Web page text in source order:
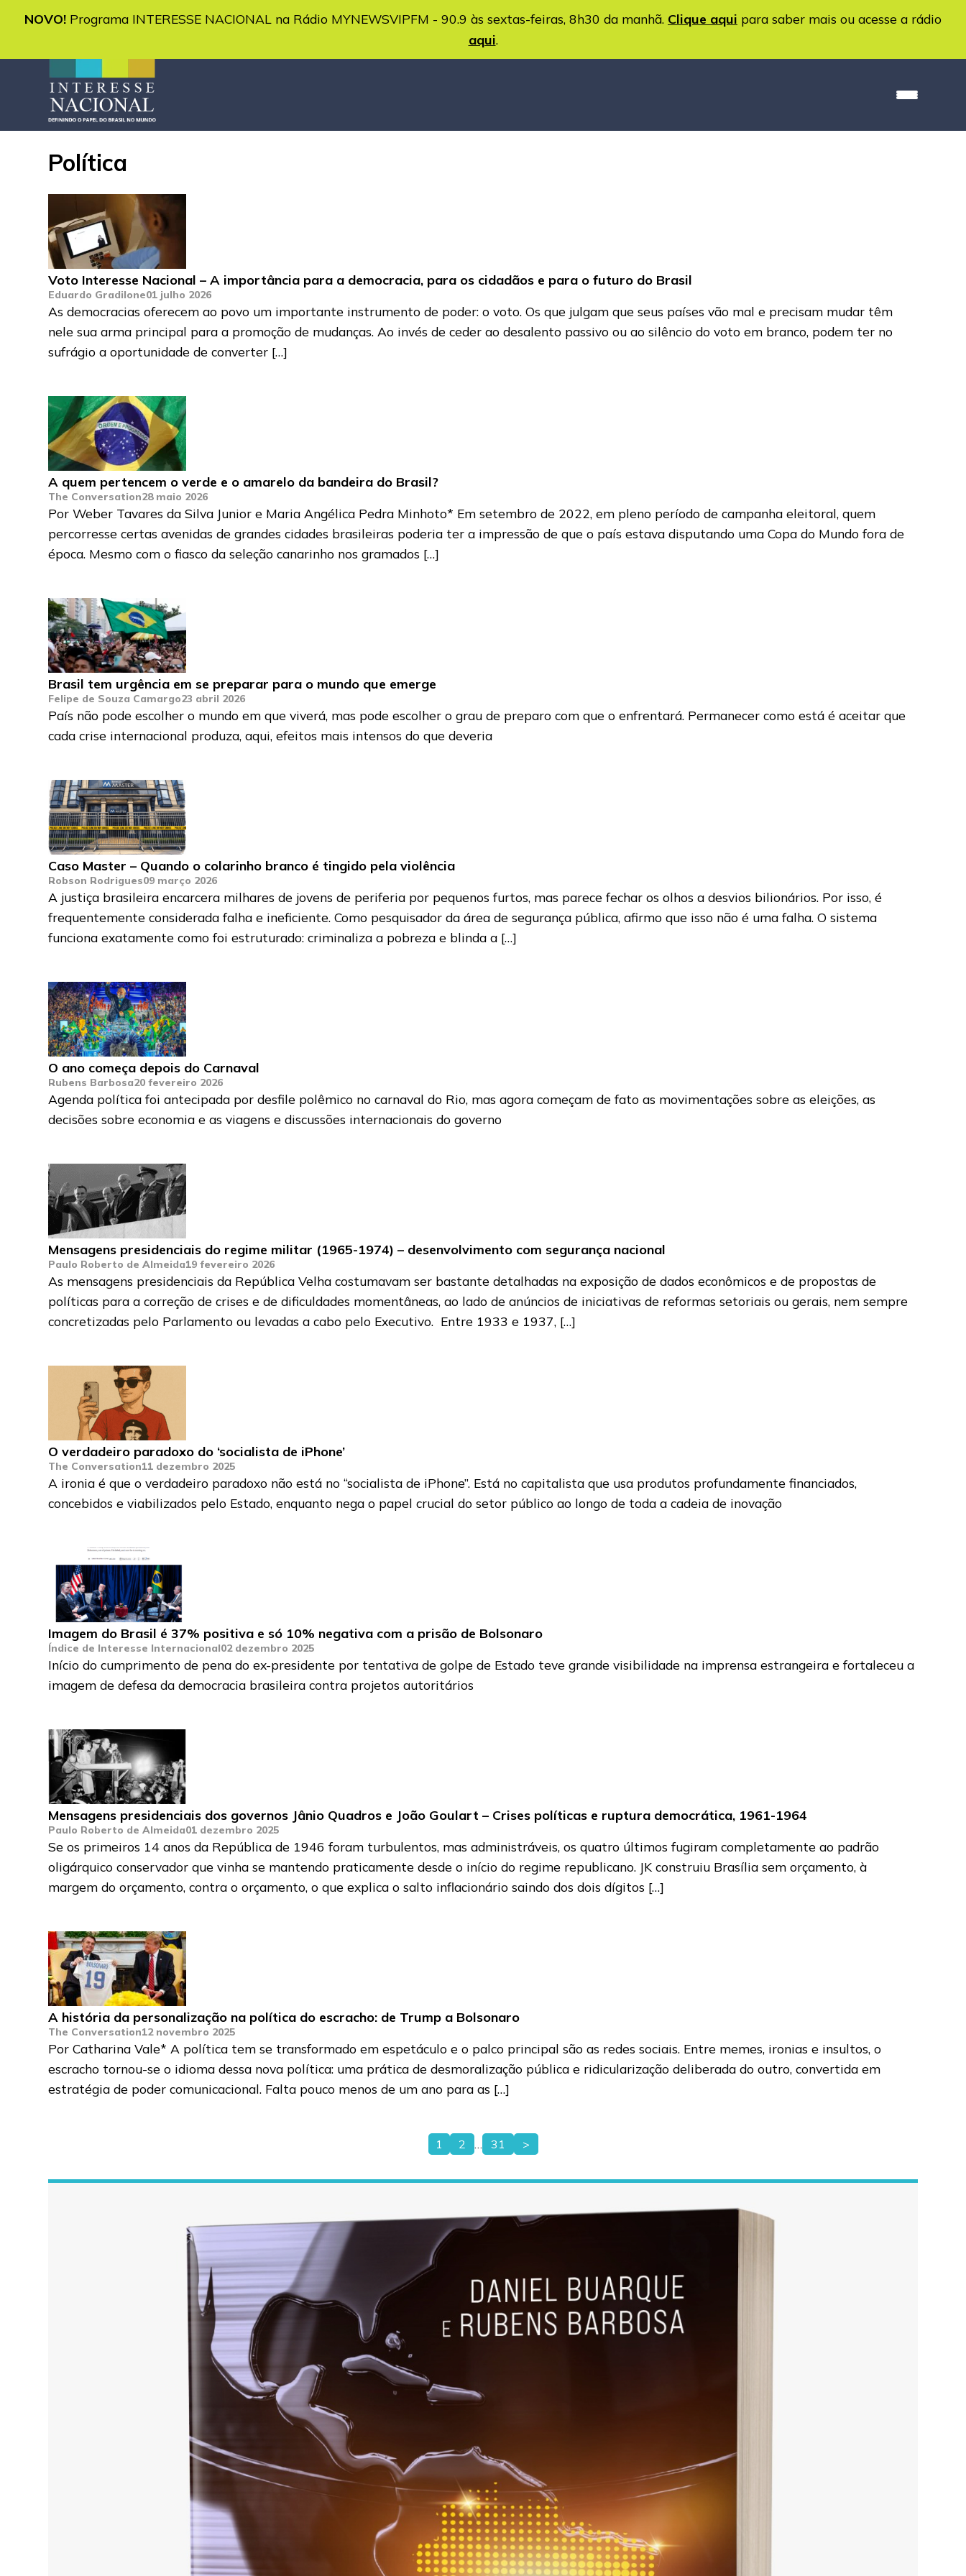
NOVO! Programa INTERESSE NACIONAL na Rádio MYNEWSVIPFM - 90.9 às sextas-feiras, 8h30 da manhã. Clique aqui para saber mais ou acesse a rádio
aqui.
Política
Voto Interesse Nacional – A importância para a democracia, para os cidadãos e para o futuro do Brasil
Eduardo Gradilone01 julho 2026
As democracias oferecem ao povo um importante instrumento de poder: o voto. Os que julgam que seus países vão mal e precisam mudar têm
nele sua arma principal para a promoção de mudanças. Ao invés de ceder ao desalento passivo ou ao silêncio do voto em branco, podem ter no
sufrágio a oportunidade de converter […]
A quem pertencem o verde e o amarelo da bandeira do Brasil?
The Conversation28 maio 2026
Por Weber Tavares da Silva Junior e Maria Angélica Pedra Minhoto* Em setembro de 2022, em pleno período de campanha eleitoral, quem
percorresse certas avenidas de grandes cidades brasileiras poderia ter a impressão de que o país estava disputando uma Copa do Mundo fora de
época. Mesmo com o fiasco da seleção canarinho nos gramados […]
Brasil tem urgência em se preparar para o mundo que emerge
Felipe de Souza Camargo23 abril 2026
País não pode escolher o mundo em que viverá, mas pode escolher o grau de preparo com que o enfrentará. Permanecer como está é aceitar que
cada crise internacional produza, aqui, efeitos mais intensos do que deveria
Caso Master – Quando o colarinho branco é tingido pela violência
Robson Rodrigues09 março 2026
A justiça brasileira encarcera milhares de jovens de periferia por pequenos furtos, mas parece fechar os olhos a desvios bilionários. Por isso, é
frequentemente considerada falha e ineficiente. Como pesquisador da área de segurança pública, afirmo que isso não é uma falha. O sistema
funciona exatamente como foi estruturado: criminaliza a pobreza e blinda a […]
O ano começa depois do Carnaval
Rubens Barbosa20 fevereiro 2026
Agenda política foi antecipada por desfile polêmico no carnaval do Rio, mas agora começam de fato as movimentações sobre as eleições, as
decisões sobre economia e as viagens e discussões internacionais do governo
Mensagens presidenciais do regime militar (1965-1974) – desenvolvimento com segurança nacional
Paulo Roberto de Almeida19 fevereiro 2026
As mensagens presidenciais da República Velha costumavam ser bastante detalhadas na exposição de dados econômicos e de propostas de
políticas para a correção de crises e de dificuldades momentâneas, ao lado de anúncios de iniciativas de reformas setoriais ou gerais, nem sempre
concretizadas pelo Parlamento ou levadas a cabo pelo Executivo. Entre 1933 e 1937, […]
O verdadeiro paradoxo do ‘socialista de iPhone’
The Conversation11 dezembro 2025
A ironia é que o verdadeiro paradoxo não está no “socialista de iPhone”. Está no capitalista que usa produtos profundamente financiados,
concebidos e viabilizados pelo Estado, enquanto nega o papel crucial do setor público ao longo de toda a cadeia de inovação
Imagem do Brasil é 37% positiva e só 10% negativa com a prisão de Bolsonaro
Índice de Interesse Internacional02 dezembro 2025
Início do cumprimento de pena do ex-presidente por tentativa de golpe de Estado teve grande visibilidade na imprensa estrangeira e fortaleceu a
imagem de defesa da democracia brasileira contra projetos autoritários
Mensagens presidenciais dos governos Jânio Quadros e João Goulart – Crises políticas e ruptura democrática, 1961-1964
Paulo Roberto de Almeida01 dezembro 2025
Se os primeiros 14 anos da República de 1946 foram turbulentos, mas administráveis, os quatro últimos fugiram completamente ao padrão
oligárquico conservador que vinha se mantendo praticamente desde o início do regime republicano. JK construiu Brasília sem orçamento, à
margem do orçamento, contra o orçamento, o que explica o salto inflacionário saindo dos dois dígitos […]
A história da personalização na política do escracho: de Trump a Bolsonaro
The Conversation12 novembro 2025
Por Catharina Vale* A política tem se transformado em espetáculo e o palco principal são as redes sociais. Entre memes, ironias e insultos, o
escracho tornou-se o idioma dessa nova política: uma prática de desmoralização pública e ridicularização deliberada do outro, convertida em
estratégia de poder comunicacional. Falta pouco menos de um ano para as […]
Paginação
de
1 2 31 >